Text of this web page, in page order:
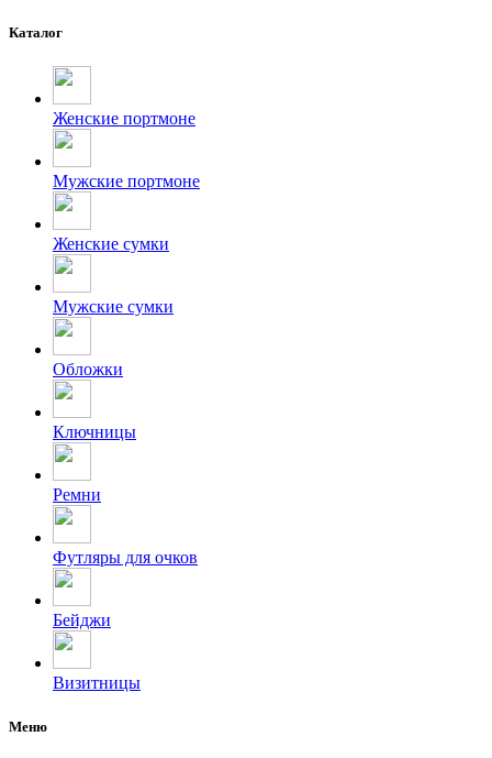
Каталог
Женские портмоне
Мужские портмоне
Женские сумки
Мужские сумки
Обложки
Ключницы
Ремни
Футляры для очков
Бейджи
Визитницы
Меню